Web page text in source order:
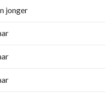
jonger